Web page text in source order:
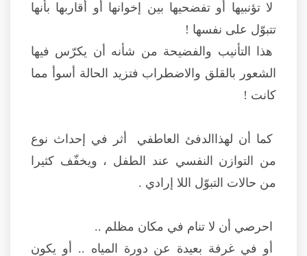
لا تؤنبيها أو تفضحيها بين إخوانها أو أقاربها بأنها
تتبوّل على نفسها !
هذا التأنيب والفضيحة من شأنه أن يكرّس فيها
الشعور بالقلق والاضطراب فتزيد الحالة أسوأ مما
كانت !
كما أن لهذاالدفئ العاطفي أثر في إحداث نوع
من التوازن النفسي عند الطفل ، ويخفّف كثيرا
من حالات التبوّل اللا إرادي .
احرصي أن لا تنام في مكان مظلم ..
أو في غرفة بعيدة عن دورة المياه .. أو يكون